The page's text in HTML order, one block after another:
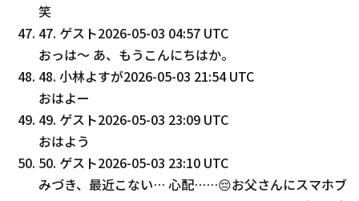
笑
47. ゲスト2026-05-03 04:57 UTC
おっは〜 あ、もうこんにちはか。
48. 小林よすが2026-05-03 21:54 UTC
おはよー
49. ゲスト2026-05-03 23:09 UTC
おはよう
50. ゲスト2026-05-03 23:10 UTC
みづき、最近こない… 心配……😔お父さんにスマホブ